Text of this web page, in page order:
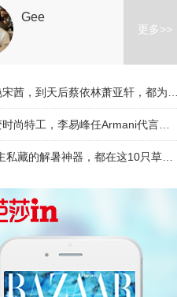
Gee
更多>>